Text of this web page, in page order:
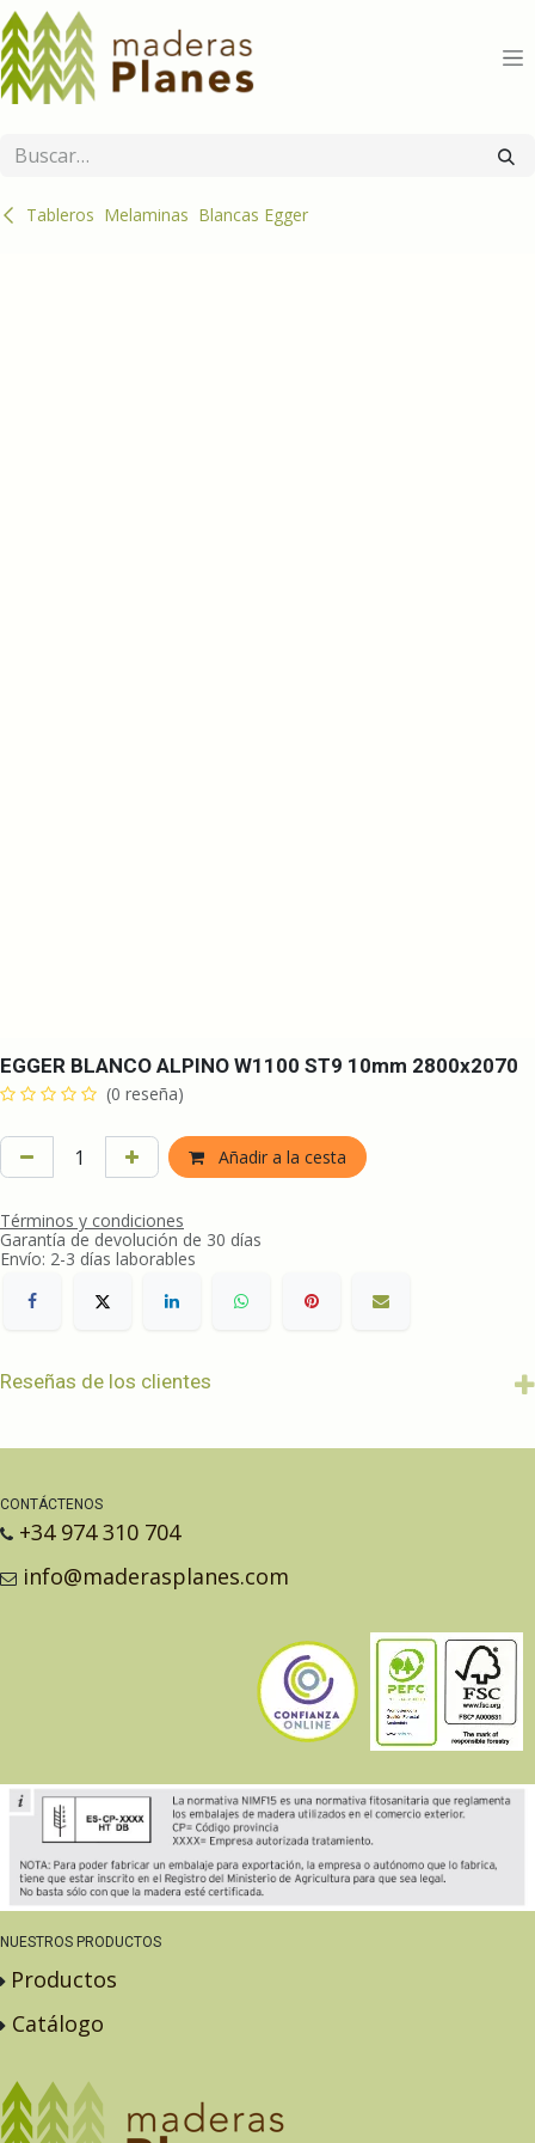
Ir al contenido
Tableros Melaminas Blancas Egger
EGGER BLANCO ALPINO W1100 ST9 10mm 2800x2070
(0 reseña)
Añadir a la cesta
Términos y condiciones
Garantía de devolución de 30 días
Envío: 2-3 días laborables
Reseñas de los clientes
CONTÁCTENOS
+34 974 310 704
info@maderasplanes.com
NUESTROS PRODUCTOS
Productos
Catálogo